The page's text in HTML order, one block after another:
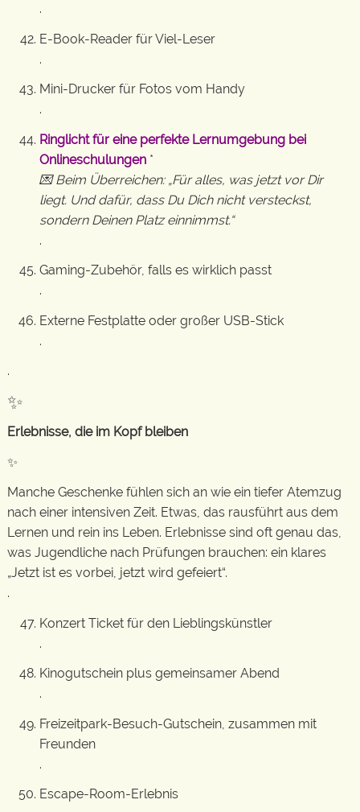
.
E-Book-Reader für Viel-Leser
.
Mini-Drucker für Fotos vom Handy
.
Ringlicht für eine perfekte Lernumgebung bei
Onlineschulungen *
💌 Beim Überreichen: „Für alles, was jetzt vor Dir
liegt. Und dafür, dass Du Dich nicht versteckst,
sondern Deinen Platz einnimmst.“
.
Gaming-Zubehör, falls es wirklich passt
.
Externe Festplatte oder großer USB-Stick
.
.
✨
Erlebnisse, die im Kopf bleiben
✨
Manche Geschenke fühlen sich an wie ein tiefer Atemzug
nach einer intensiven Zeit. Etwas, das rausführt aus dem
Lernen und rein ins Leben. Erlebnisse sind oft genau das,
was Jugendliche nach Prüfungen brauchen: ein klares
„Jetzt ist es vorbei, jetzt wird gefeiert“.
.
Konzert Ticket für den Lieblingskünstler
.
Kinogutschein plus gemeinsamer Abend
.
Freizeitpark-Besuch-Gutschein, zusammen mit
Freunden
.
Escape-Room-Erlebnis